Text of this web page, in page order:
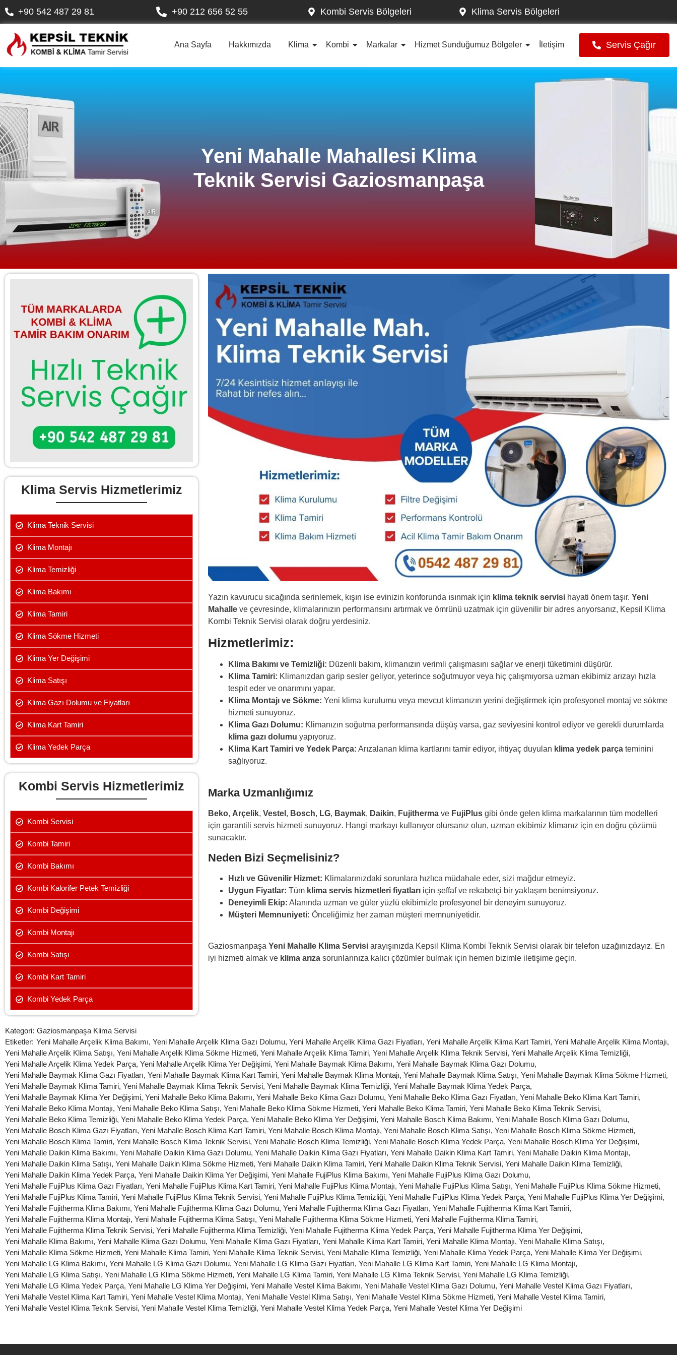
+90 542 487 29 81 +90 212 656 52 55 Kombi Servis Bölgeleri Klima Servis Bölgeleri
Ana Sayfa Hakkımızda Klima Kombi Markalar Hizmet Sunduğumuz Bölgeler İletişim Servis Çağır
Yeni Mahalle Mahallesi Klima
Teknik Servisi Gaziosmanpaşa
Klima Servis Hizmetlerimiz
Klima Teknik Servisi
Klima Montajı
Klima Temizliği
Klima Bakımı
Klima Tamiri
Klima Sökme Hizmeti
Klima Yer Değişimi
Klima Satışı
Klima Gazı Dolumu ve Fiyatları
Klima Kart Tamiri
Klima Yedek Parça
Kombi Servis Hizmetlerimiz
Kombi Servisi
Kombi Tamiri
Kombi Bakımı
Kombi Kalorifer Petek Temizliği
Kombi Değişimi
Kombi Montajı
Kombi Satışı
Kombi Kart Tamiri
Kombi Yedek Parça
Yazın kavurucu sıcağında serinlemek, kışın ise evinizin konforunda ısınmak için klima teknik servisi hayati önem taşır.Yeni
Mahalle ve çevresinde, klimalarınızın performansını artırmak ve ömrünü uzatmak için güvenilir bir adres arıyorsanız, Kepsil Klima
Kombi Teknik Servisi olarak doğru yerdesiniz.
Hizmetlerimiz:
Klima Bakımı ve Temizliği: Düzenli bakım, klimanızın verimli çalışmasını sağlar ve enerji tüketimini düşürür.
Klima Tamiri: Klimanızdan garip sesler geliyor, yeterince soğutmuyor veya hiç çalışmıyorsa uzman ekibimiz arızayı hızla
tespit eder ve onarımını yapar.
Klima Montajı ve Sökme: Yeni klima kurulumu veya mevcut klimanızın yerini değiştirmek için profesyonel montaj ve sökme
hizmeti sunuyoruz.
Klima Gazı Dolumu: Klimanızın soğutma performansında düşüş varsa, gaz seviyesini kontrol ediyor ve gerekli durumlarda
klima gazı dolumu yapıyoruz.
Klima Kart Tamiri ve Yedek Parça: Arızalanan klima kartlarını tamir ediyor, ihtiyaç duyulan klima yedek parça teminini
sağlıyoruz.
Marka Uzmanlığımız
Beko, Arçelik,Vestel , Bosch, LG, Baymak, Daikin, Fujitherma ve FujiPlus gibi önde gelen klima markalarının tüm modelleri
için garantili servis hizmeti sunuyoruz. Hangi markayı kullanıyor olursanız olun, uzman ekibimiz klimanız için en doğru çözümü
sunacaktır.
Neden Bizi Seçmelisiniz?
Hızlı ve Güvenilir Hizmet: Klimalarınızdaki sorunlara hızlıca müdahale eder, sizi mağdur etmeyiz.
Uygun Fiyatlar: Tüm klima servis hizmetleri fiyatları için şeffaf ve rekabetçi bir yaklaşım benimsiyoruz.
Deneyimli Ekip: Alanında uzman ve güler yüzlü ekibimizle profesyonel bir deneyim sunuyoruz.
Müşteri Memnuniyeti: Önceliğimiz her zaman müşteri memnuniyetidir.
GaziosmanpaşaYeni Mahalle Klima Servisi arayışınızda Kepsil Klima Kombi Teknik Servisi olarak bir telefon uzağınızdayız. En
iyi hizmeti almak ve klima arıza sorunlarınıza kalıcı çözümler bulmak için hemen bizimle iletişime geçin.
Kategori: Gaziosmanpaşa Klima Servisi
Etiketler: Yeni Mahalle Arçelik Klima Bakımı, Yeni Mahalle Arçelik Klima Gazı Dolumu, Yeni Mahalle Arçelik Klima Gazı Fiyatları, Yeni Mahalle Arçelik Klima Kart Tamiri, Yeni Mahalle Arçelik Klima Montajı,
Yeni Mahalle Arçelik Klima Satışı, Yeni Mahalle Arçelik Klima Sökme Hizmeti, Yeni Mahalle Arçelik Klima Tamiri, Yeni Mahalle Arçelik Klima Teknik Servisi, Yeni Mahalle Arçelik Klima Temizliği,
Yeni Mahalle Arçelik Klima Yedek Parça, Yeni Mahalle Arçelik Klima Yer Değişimi, Yeni Mahalle Baymak Klima Bakımı, Yeni Mahalle Baymak Klima Gazı Dolumu,
Yeni Mahalle Baymak Klima Gazı Fiyatları, Yeni Mahalle Baymak Klima Kart Tamiri, Yeni Mahalle Baymak Klima Montajı, Yeni Mahalle Baymak Klima Satışı, Yeni Mahalle Baymak Klima Sökme Hizmeti,
Yeni Mahalle Baymak Klima Tamiri, Yeni Mahalle Baymak Klima Teknik Servisi, Yeni Mahalle Baymak Klima Temizliği, Yeni Mahalle Baymak Klima Yedek Parça,
Yeni Mahalle Baymak Klima Yer Değişimi, Yeni Mahalle Beko Klima Bakımı, Yeni Mahalle Beko Klima Gazı Dolumu, Yeni Mahalle Beko Klima Gazı Fiyatları, Yeni Mahalle Beko Klima Kart Tamiri,
Yeni Mahalle Beko Klima Montajı, Yeni Mahalle Beko Klima Satışı, Yeni Mahalle Beko Klima Sökme Hizmeti, Yeni Mahalle Beko Klima Tamiri, Yeni Mahalle Beko Klima Teknik Servisi,
Yeni Mahalle Beko Klima Temizliği, Yeni Mahalle Beko Klima Yedek Parça, Yeni Mahalle Beko Klima Yer Değişimi, Yeni Mahalle Bosch Klima Bakımı, Yeni Mahalle Bosch Klima Gazı Dolumu,
Yeni Mahalle Bosch Klima Gazı Fiyatları, Yeni Mahalle Bosch Klima Kart Tamiri, Yeni Mahalle Bosch Klima Montajı, Yeni Mahalle Bosch Klima Satışı, Yeni Mahalle Bosch Klima Sökme Hizmeti,
Yeni Mahalle Bosch Klima Tamiri, Yeni Mahalle Bosch Klima Teknik Servisi, Yeni Mahalle Bosch Klima Temizliği, Yeni Mahalle Bosch Klima Yedek Parça, Yeni Mahalle Bosch Klima Yer Değişimi,
Yeni Mahalle Daikin Klima Bakımı, Yeni Mahalle Daikin Klima Gazı Dolumu, Yeni Mahalle Daikin Klima Gazı Fiyatları, Yeni Mahalle Daikin Klima Kart Tamiri, Yeni Mahalle Daikin Klima Montajı,
Yeni Mahalle Daikin Klima Satışı, Yeni Mahalle Daikin Klima Sökme Hizmeti, Yeni Mahalle Daikin Klima Tamiri, Yeni Mahalle Daikin Klima Teknik Servisi, Yeni Mahalle Daikin Klima Temizliği,
Yeni Mahalle Daikin Klima Yedek Parça, Yeni Mahalle Daikin Klima Yer Değişimi, Yeni Mahalle FujiPlus Klima Bakımı, Yeni Mahalle FujiPlus Klima Gazı Dolumu,
Yeni Mahalle FujiPlus Klima Gazı Fiyatları, Yeni Mahalle FujiPlus Klima Kart Tamiri, Yeni Mahalle FujiPlus Klima Montajı, Yeni Mahalle FujiPlus Klima Satışı, Yeni Mahalle FujiPlus Klima Sökme Hizmeti,
Yeni Mahalle FujiPlus Klima Tamiri, Yeni Mahalle FujiPlus Klima Teknik Servisi, Yeni Mahalle FujiPlus Klima Temizliği, Yeni Mahalle FujiPlus Klima Yedek Parça, Yeni Mahalle FujiPlus Klima Yer Değişimi,
Yeni Mahalle Fujitherma Klima Bakımı, Yeni Mahalle Fujitherma Klima Gazı Dolumu, Yeni Mahalle Fujitherma Klima Gazı Fiyatları, Yeni Mahalle Fujitherma Klima Kart Tamiri,
Yeni Mahalle Fujitherma Klima Montajı, Yeni Mahalle Fujitherma Klima Satışı, Yeni Mahalle Fujitherma Klima Sökme Hizmeti, Yeni Mahalle Fujitherma Klima Tamiri,
Yeni Mahalle Fujitherma Klima Teknik Servisi, Yeni Mahalle Fujitherma Klima Temizliği, Yeni Mahalle Fujitherma Klima Yedek Parça, Yeni Mahalle Fujitherma Klima Yer Değişimi,
Yeni Mahalle Klima Bakımı, Yeni Mahalle Klima Gazı Dolumu, Yeni Mahalle Klima Gazı Fiyatları, Yeni Mahalle Klima Kart Tamiri, Yeni Mahalle Klima Montajı, Yeni Mahalle Klima Satışı,
Yeni Mahalle Klima Sökme Hizmeti, Yeni Mahalle Klima Tamiri, Yeni Mahalle Klima Teknik Servisi, Yeni Mahalle Klima Temizliği, Yeni Mahalle Klima Yedek Parça, Yeni Mahalle Klima Yer Değişimi,
Yeni Mahalle LG Klima Bakımı, Yeni Mahalle LG Klima Gazı Dolumu, Yeni Mahalle LG Klima Gazı Fiyatları, Yeni Mahalle LG Klima Kart Tamiri, Yeni Mahalle LG Klima Montajı,
Yeni Mahalle LG Klima Satışı, Yeni Mahalle LG Klima Sökme Hizmeti, Yeni Mahalle LG Klima Tamiri, Yeni Mahalle LG Klima Teknik Servisi, Yeni Mahalle LG Klima Temizliği,
Yeni Mahalle LG Klima Yedek Parça, Yeni Mahalle LG Klima Yer Değişimi, Yeni Mahalle Vestel Klima Bakımı, Yeni Mahalle Vestel Klima Gazı Dolumu, Yeni Mahalle Vestel Klima Gazı Fiyatları,
Yeni Mahalle Vestel Klima Kart Tamiri, Yeni Mahalle Vestel Klima Montajı, Yeni Mahalle Vestel Klima Satışı, Yeni Mahalle Vestel Klima Sökme Hizmeti, Yeni Mahalle Vestel Klima Tamiri,
Yeni Mahalle Vestel Klima Teknik Servisi, Yeni Mahalle Vestel Klima Temizliği, Yeni Mahalle Vestel Klima Yedek Parça, Yeni Mahalle Vestel Klima Yer Değişimi